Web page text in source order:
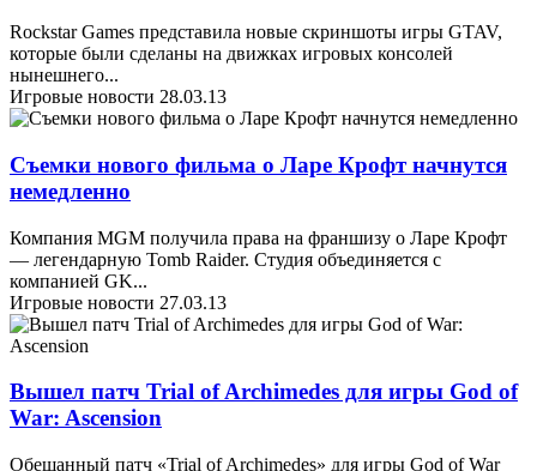
Rockstar Games представила новые скриншоты игры GTAV,
которые были сделаны на движках игровых консолей
нынешнего...
Игровые новости 28.03.13
Съемки нового фильма о Ларе Крофт начнутся
немедленно
Компания MGM получила права на франшизу о Ларе Крофт
— легендарную Tomb Raider. Студия объединяется с
компанией GK...
Игровые новости 27.03.13
Вышел патч Trial of Archimedes для игры God of
War: Ascension
Обещанный патч «Trial of Archimedes» для игры God of War